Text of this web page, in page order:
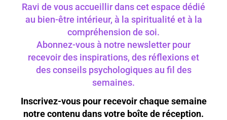
Ravi de vous accueillir dans cet espace dédié
au bien-être intérieur, à la spiritualité et à la
compréhension de soi.
Abonnez-vous à notre newsletter pour
recevoir des inspirations, des réflexions et
des conseils psychologiques au fil des
semaines.
Inscrivez-vous pour recevoir chaque semaine
notre contenu dans votre boîte de réception.